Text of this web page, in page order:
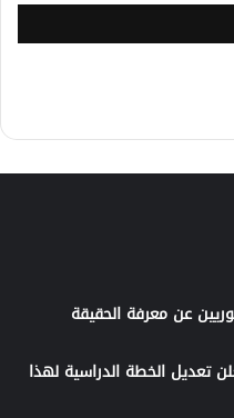
عن معرفة الحقيقة
تعديل الخطة الدراسية لهذا